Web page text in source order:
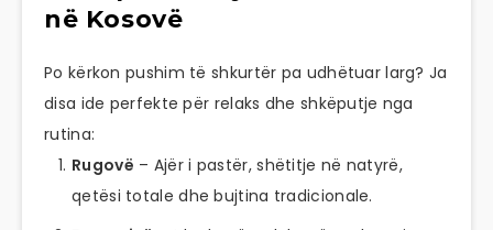
në Kosovë
Po kërkon pushim të shkurtër pa udhëtuar larg? Ja
disa ide perfekte për relaks dhe shkëputje nga
rutina:
Rugovë – Ajër i pastër, shëtitje në natyrë,
qetësi totale dhe bujtina tradicionale.